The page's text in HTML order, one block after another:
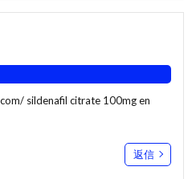
sildenafil citrate 100mg en
返信